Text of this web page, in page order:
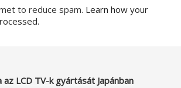
to reduce spam. Learn how your
LCD TV-k gyártását Japánban